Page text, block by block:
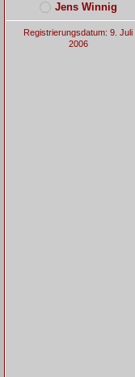
Jens Winnig
Registrierungsdatum: 9. Juli
2006